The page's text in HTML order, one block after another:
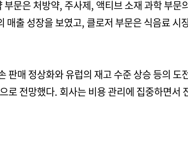
부문은 처방약, 주사제, 액티브 소재 과학 부
매출 성장을 보였고, 클로저 부문은 식음료
판매 정상화와 유럽의 재고 수준 상승 등의
로 전망했다. 회사는 비용 관리에 집중하면